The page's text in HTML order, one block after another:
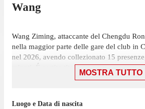
Wang
Wang Ziming, attaccante del Chengdu
nella maggior parte delle gare del club in
nel 2026, avendo collezionato 15
minuti. É partito titolare in 6 presenze su
utilizzato frequentemente come
Chengdu Rongcheng: un pareggio per 2-2
MOSTRA TUTTO
Luogo e Data di nascita